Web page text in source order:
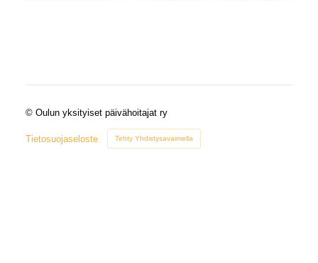
© Oulun yksityiset päivähoitajat ry
Tietosuojaseloste Tehty Yhdistysavaimella